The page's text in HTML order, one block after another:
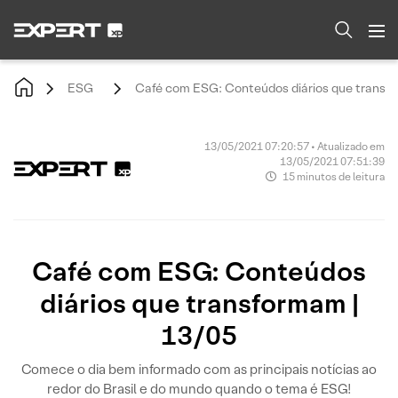
ESG Café com ESG: Conteúdos diários que
13/05/2021 07:20:57 • Atualizado em
13/05/2021 07:51:39
15 minutos de leitura
Café com ESG: Conteúdos
diários que transformam |
13/05
Comece o dia bem informado com as principais notícias ao
redor do Brasil e do mundo quando o tema é ESG!